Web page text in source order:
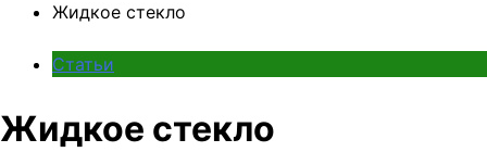
Жидкое стекло
Статьи
Жидкое стекло